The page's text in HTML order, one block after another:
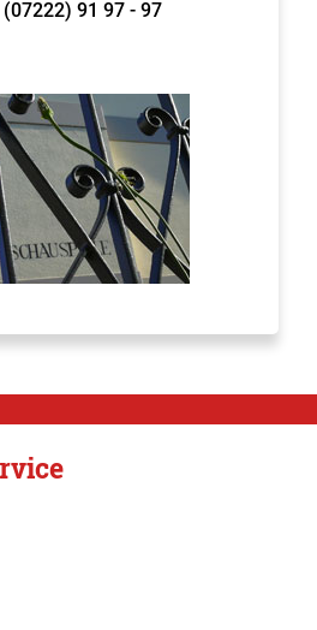
(07222) 91 97 - 97